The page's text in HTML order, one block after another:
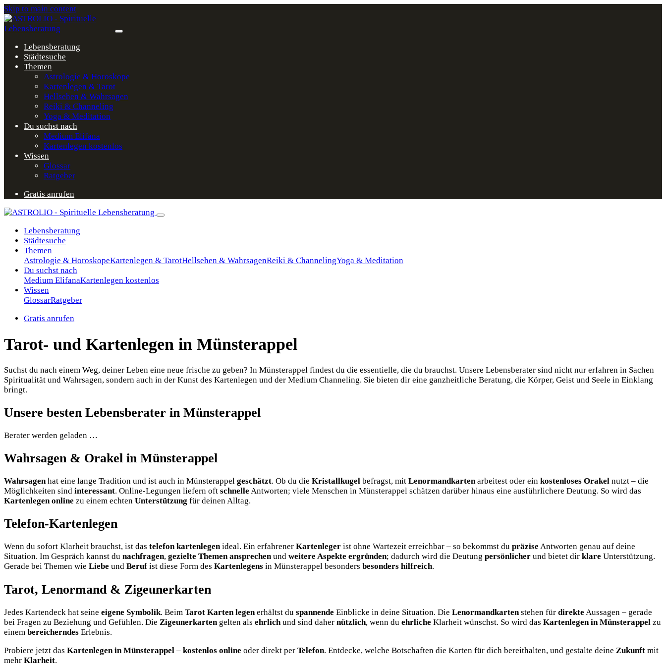
Skip to main content
Lebensberatung
Städtesuche
Themen
Astrologie & Horoskope
Kartenlegen & Tarot
Hellsehen & Wahrsagen
Reiki & Channeling
Yoga & Meditation
Du suchst nach
Medium Elifana
Kartenlegen kostenlos
Wissen
Glossar
Ratgeber
Gratis anrufen
Lebensberatung
Städtesuche
Themen
Astrologie & HoroskopeKartenlegen & TarotHellsehen & WahrsagenReiki & ChannelingYoga & Meditation
Du suchst nach
Medium ElifanaKartenlegen kostenlos
Wissen
GlossarRatgeber
Gratis anrufen
Tarot- und Kartenlegen in Münsterappel
Suchst du nach einem Weg, deiner Leben eine neue frische zu geben? In Münsterappel findest du die essentielle, die du brauchst. Unsere Lebensberater sind nicht nur erfahren in Sachen
Spiritualität und Wahrsagen, sondern auch in der Kunst des Kartenlegen und der Medium Channeling. Sie bieten dir eine ganzheitliche Beratung, die Körper, Geist und Seele in Einklang
bringt.
Unsere besten Lebensberater in Münsterappel
Berater werden geladen …
Wahrsagen & Orakel in Münsterappel
Wahrsagenhat eine lange Tradition und ist auch in Münsterappel geschätzt. Ob du die Kristallkugel befragst, mit Lenormandkartenarbeitest oder ein kostenloses Orakel nutzt – die
Möglichkeiten sind interessant. Online-Legungen liefern oft schnelle Antworten; viele Menschen in Münsterappel schätzen darüber hinaus eine ausführlichere Deutung. So wird das
Kartenlegen online zu einem echten Unterstützung für deinen Alltag.
Telefon-Kartenlegen
Wenn du sofort Klarheit brauchst, ist das telefon kartenlegenideal. Ein erfahrener Kartenleger ist ohne Wartezeit erreichbar – so bekommst du präzise Antworten genau auf deine
Situation. Im Gespräch kannst du nachfragen, gezielte Themen ansprechenund weitere Aspekte ergründen; dadurch wird die Deutung persönlicher und bietet dir klare Unterstützung.
Gerade bei Themen wie Liebe und Beruf ist diese Form des Kartenlegens in Münsterappel besonders besonders hilfreich.
Tarot, Lenormand & Zigeunerkarten
Jedes Kartendeck hat seine eigene Symbolik. Beim Tarot Karten legen erhältst du spannende Einblicke in deine Situation. Die Lenormandkarten stehen für direkte Aussagen – gerade
bei Fragen zu Beziehung und Gefühlen. Die Zigeunerkarten gelten als ehrlich und sind daher nützlich, wenn du ehrliche Klarheit wünschst. So wird das Kartenlegen in Münsterappel zu
einem bereicherndes Erlebnis.
Probiere jetzt das Kartenlegen in Münsterappel – kostenlos online oder direkt per Telefon. Entdecke, welche Botschaften die Karten für dich bereithalten, und gestalte deine Zukunft mit
mehr Klarheit.